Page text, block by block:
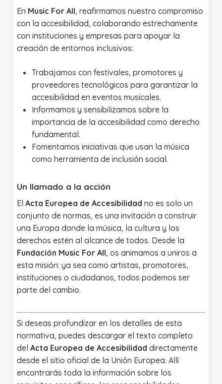
En Music For All, reafirmamos nuestro compromiso
con la accesibilidad, colaborando estrechamente
con instituciones y empresas para apoyar la
creación de entornos inclusivos:
Trabajamos con festivales, promotores y
proveedores tecnológicos para garantizar la
accesibilidad en eventos musicales.
Informamos y sensibilizamos sobre la
importancia de la accesibilidad como derecho
fundamental.
Fomentamos iniciativas que usan la música
como herramienta de inclusión social.
Un llamado a la acción
El Acta Europea de Accesibilidad no es solo un
conjunto de normas, es una invitación a construir
una Europa donde la música, la cultura y los
derechos estén al alcance de todos. Desde la
Fundación Music For All, os animamos a uniros a
esta misión: ya sea como artistas, promotores,
instituciones o ciudadanos, todos podemos ser
parte del cambio.
Si deseas profundizar en los detalles de esta
normativa, puedes descargar el texto completo
del Acta Europea de Accesibilidad directamente
desde el sitio oficial de la Unión Europea. Allí
encontrarás toda la información sobre los